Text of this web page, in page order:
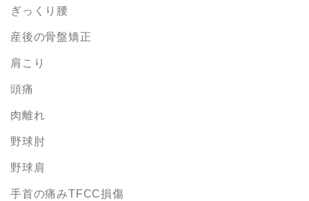
ぎっくり腰
産後の骨盤矯正
肩こり
頭痛
肉離れ
野球肘
野球肩
手首の痛みTFCC損傷